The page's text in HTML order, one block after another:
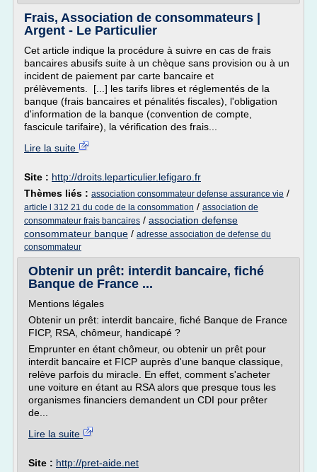
Frais, Association de consommateurs |
Argent - Le Particulier
Cet article indique la procédure à suivre en cas de frais
bancaires abusifs suite à un chèque sans provision ou à un
incident de paiement par carte bancaire et
prélèvements. [...] les tarifs libres et réglementés de la
banque (frais bancaires et pénalités fiscales), l'obligation
d'information de la banque (convention de compte,
fascicule tarifaire), la vérification des frais...
Lire la suite
Site : http://droits.leparticulier.lefigaro.fr
Thèmes liés : association consommateur defense assurance vie /
article l 312 21 du code de la consommation / association de
consommateur frais bancaires / association defense
consommateur banque / adresse association de defense du
consommateur
Obtenir un prêt: interdit bancaire, fiché
Banque de France ...
Mentions légales
Obtenir un prêt: interdit bancaire, fiché Banque de France
FICP, RSA, chômeur, handicapé ?
Emprunter en étant chômeur, ou obtenir un prêt pour
interdit bancaire et FICP auprès d'une banque classique,
relève parfois du miracle. En effet, comment s'acheter
une voiture en étant au RSA alors que presque tous les
organismes financiers demandent un CDI pour prêter
de...
Lire la suite
Site : http://pret-aide.net